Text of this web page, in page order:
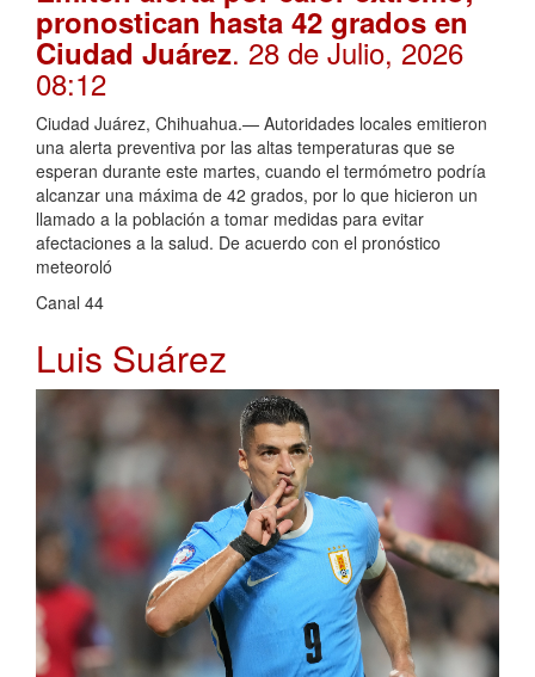
pronostican hasta 42 grados en
Ciudad Juárez. 28 de Julio, 2026
08:12
Ciudad Juárez, Chihuahua.— Autoridades locales emitieron
una alerta preventiva por las altas temperaturas que se
esperan durante este martes, cuando el termómetro podría
alcanzar una máxima de 42 grados, por lo que hicieron un
llamado a la población a tomar medidas para evitar
afectaciones a la salud. De acuerdo con el pronóstico
meteoroló
Canal 44
Luis Suárez